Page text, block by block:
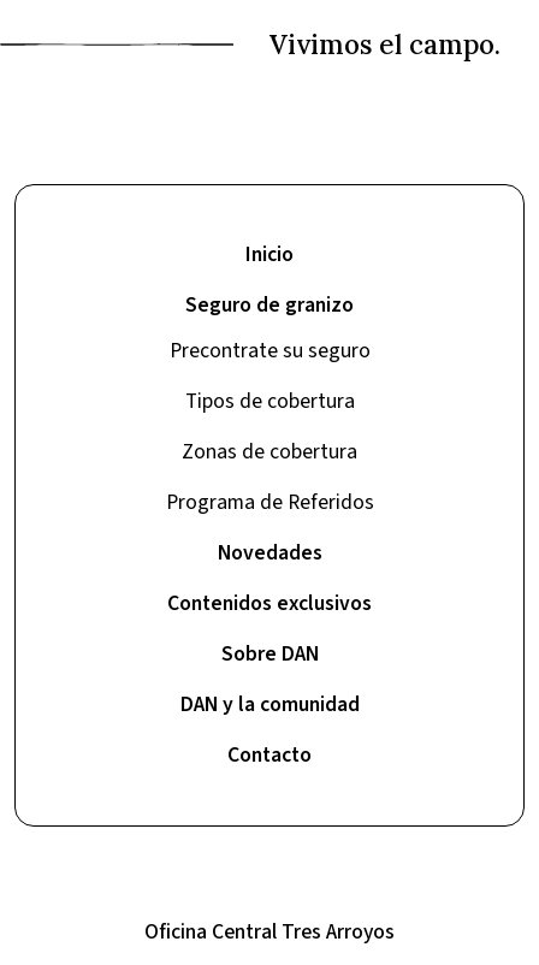
Inicio
Seguro de granizo
Precontrate su seguro
Tipos de cobertura
Zonas de cobertura
Programa de Referidos
Novedades
Contenidos exclusivos
Sobre DAN
DAN y la comunidad
Contacto
Oficina Central Tres Arroyos